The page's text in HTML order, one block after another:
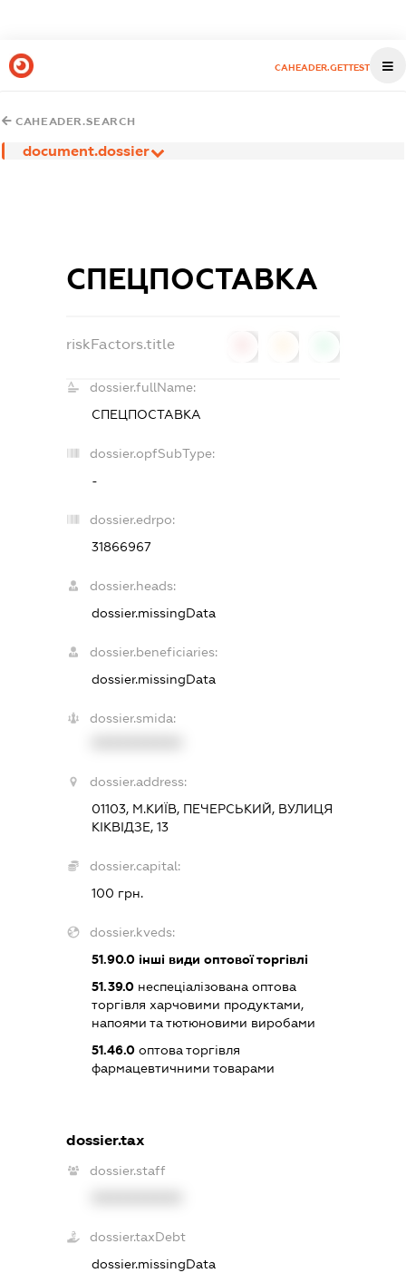
CAHEADER.GETTEST
CAHEADER.SEARCH
document.dossier
СПЕЦПОСТАВКА
riskFactors.title
dossier.fullName:
СПЕЦПОСТАВКА
dossier.opfSubType:
-
dossier.edrpo:
31866967
dossier.heads:
dossier.missingData
dossier.beneficiaries:
dossier.missingData
dossier.smida:
dossier.address:
01103, М.КИЇВ, ПЕЧЕРСЬКИЙ, ВУЛИЦЯ
КІКВІДЗЕ, 13
dossier.capital:
100 грн.
dossier.kveds:
51.90.0інші види оптової торгівлі
51.39.0неспеціалізована оптова
торгівля харчовими продуктами,
напоями та тютюновими виробами
51.46.0оптова торгівля
фармацевтичними товарами
dossier.tax
dossier.staff
dossier.taxDebt
dossier.missingData